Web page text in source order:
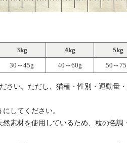
3kg 4kg 5kg
30～45g 40～60g 50～
さい。ただし、猫種・性別・運動量
してください。
素材を使用しているため、粒の色調